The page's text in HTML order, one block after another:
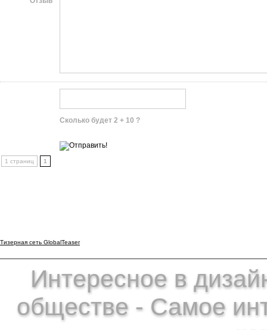
Сколько будет 2 + 10 ?
1 страниц 1
Тизерная сеть GlobalTeaser
Интересное в
обществе - Самое